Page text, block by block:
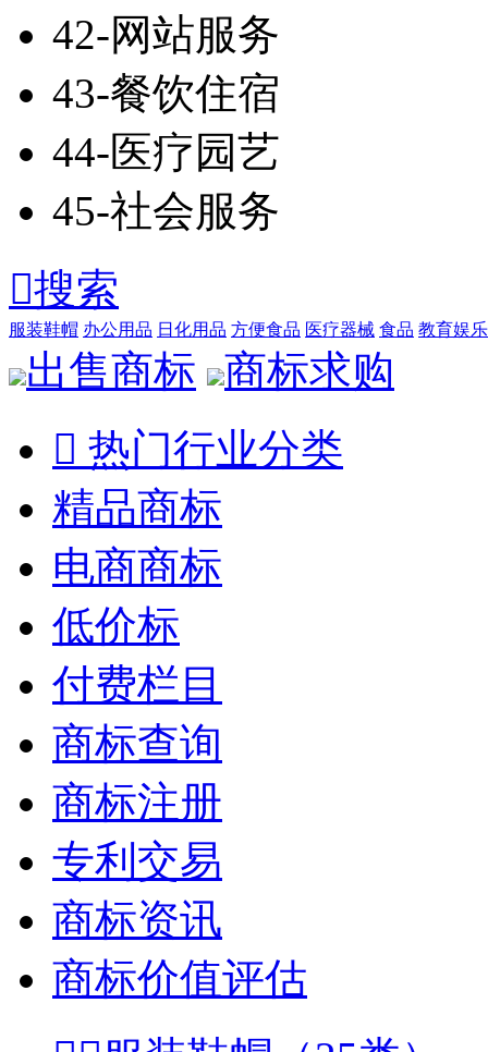
42-网站服务
43-餐饮住宿
44-医疗园艺
45-社会服务
搜索
服装鞋帽 办公用品 日化用品 方便食品 医疗器械 食品 教育娱乐
出售商标
商标求购
 热门行业分类
精品商标
电商商标
低价标
付费栏目
商标查询
商标注册
专利交易
商标资讯
商标价值评估